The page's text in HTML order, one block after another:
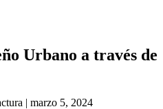
Urbano a través de
| marzo 5, 2024